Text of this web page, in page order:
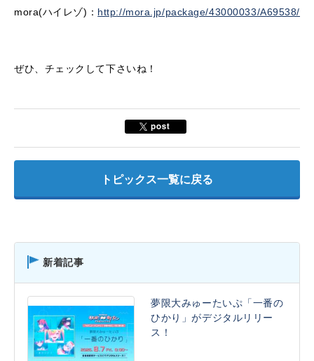
mora(ハイレゾ)： http://mora.jp/package/43000033/A69538/
ぜひ、チェックして下さいね！
トピックス一覧に戻る
新着記事
夢限大みゅーたいぷ「一番の
ひかり」がデジタルリリー
ス！